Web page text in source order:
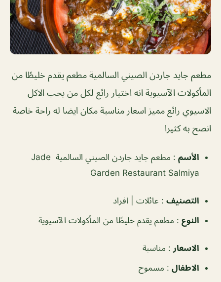
مطعم جايد جاردن الصيني السالمية مطعم يقدم خليطًا من
المأكولات الآسيوية انه اختيار رائع لكل من يحب الاكل
الاسيوي رائع مميز اسعار مناسبة مكان ايضا له راحة خاصة
انصح به كثيرا
الأسم :
مطعم جايد جاردن الصيني السالمية Jade
Garden Restaurant Salmiya
التصنيف : عائلات | افراد
النوع : مطعم يقدم خليطًا من المأكولات الآسيوية
الاسعار : مناسبة
الاطفال : مسموح